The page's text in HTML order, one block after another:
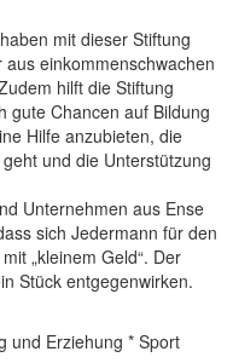
mit dieser Stiftung
einkommenschwachen
hilft die Stiftung
gute Chancen auf Bildung
Hilfe anzubieten, die
und die Unterstützung
Unternehmen aus Ense
sich Jedermann für den
„kleinem Geld“. Der
Stück entgegenwirken.
und Erziehung * Sport